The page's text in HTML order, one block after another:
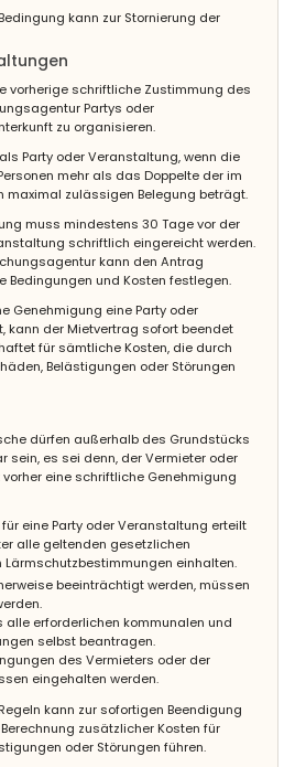
kann zur Stornierung der
vorherige schriftliche Zustimmung des
Partys oder
zu organisieren.
Party oder Veranstaltung, wenn die
mehr als das Doppelte der im
maximal zulässigen Belegung beträgt.
muss mindestens 30 Tage vor der
schriftlich eingereicht werden.
kann den Antrag
Bedingungen und Kosten festlegen.
Genehmigung eine Party oder
kann der Mietvertrag sofort beendet
für sämtliche Kosten, die durch
Belästigungen oder Störungen
dürfen außerhalb des Grundstücks
sein, es sei denn, der Vermieter oder
eine schriftliche Genehmigung
eine Party oder Veranstaltung erteilt
alle geltenden gesetzlichen
einhalten.
beeinträchtigt werden, müssen
alle erforderlichen kommunalen und
selbst beantragen.
des Vermieters oder der
eingehalten werden.
kann zur sofortigen Beendigung
zusätzlicher Kosten für
oder Störungen führen.